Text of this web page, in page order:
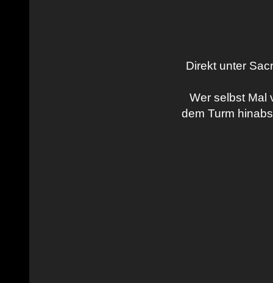
Direkt unter
Wer selbst Mal
dem Turm